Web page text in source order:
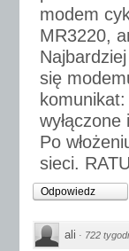
modem
MR3220,
się
Po
sieci.
Odpowiedz
ali · 722